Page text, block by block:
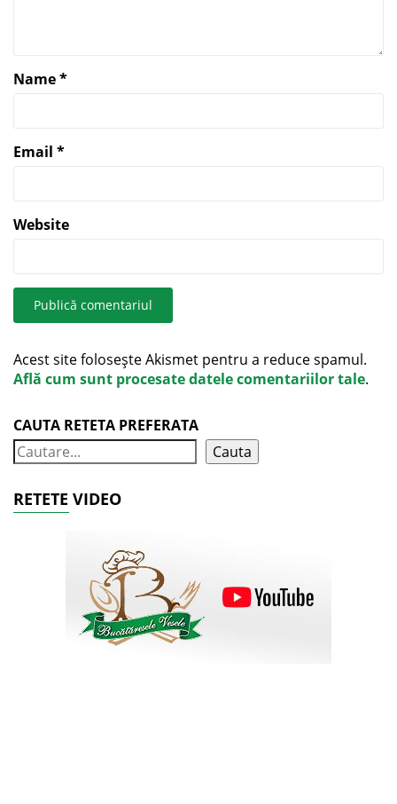
Name*
Email *
Website
Acest site folosește Akismet pentru a reduce spamul.
Află cum sunt procesate datele comentariilor tale.
CAUTA RETETA PREFERATA
Cauta
RETETE VIDEO